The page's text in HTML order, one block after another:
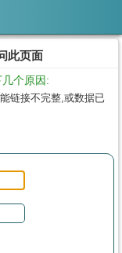
此页面
个原因:
链接不完整,或数据已